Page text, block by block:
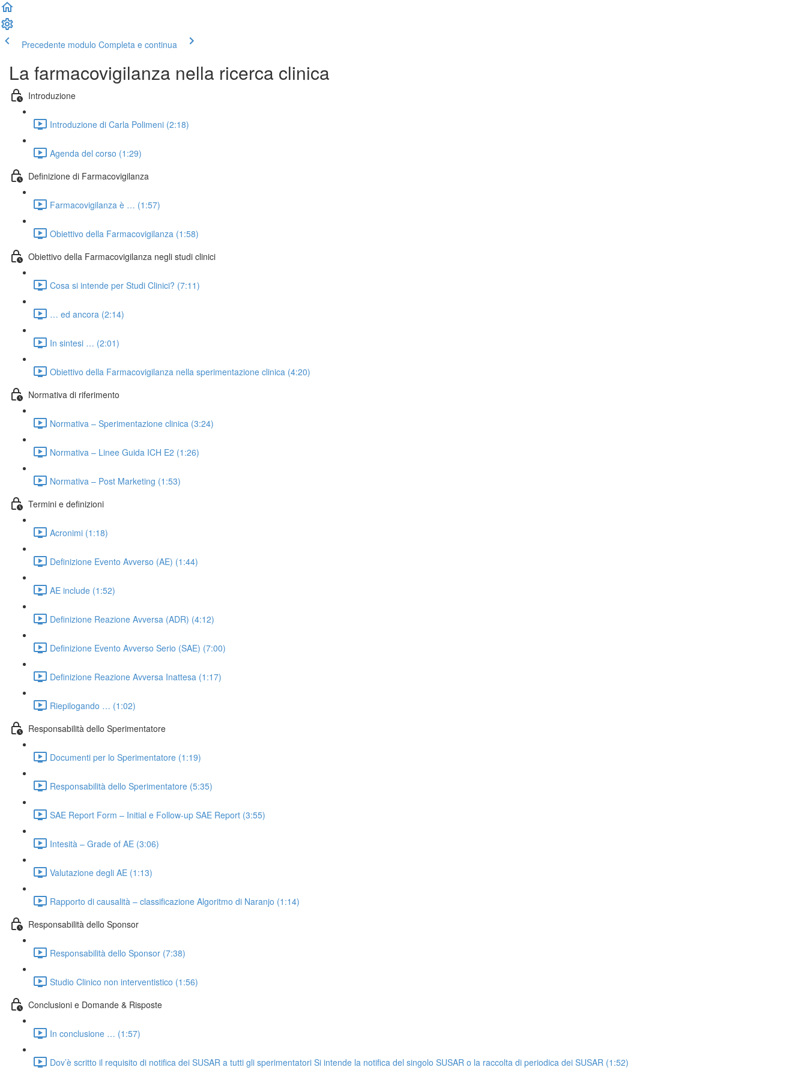
Precedente modulo Completa e continua
La farmacovigilanza nella ricerca clinica
Introduzione
Introduzione di Carla Polimeni (2:18)
Agenda del corso (1:29)
Definizione di Farmacovigilanza
Farmacovigilanza è … (1:57)
Obiettivo della Farmacovigilanza (1:58)
Obiettivo della Farmacovigilanza negli studi clinici
Cosa si intende per Studi Clinici? (7:11)
… ed ancora (2:14)
In sintesi … (2:01)
Obiettivo della Farmacovigilanza nella sperimentazione clinica (4:20)
Normativa di riferimento
Normativa – Sperimentazione clinica (3:24)
Normativa – Linee Guida ICH E2 (1:26)
Normativa – Post Marketing (1:53)
Termini e definizioni
Acronimi (1:18)
Definizione Evento Avverso (AE) (1:44)
AE include (1:52)
Definizione Reazione Avversa (ADR) (4:12)
Definizione Evento Avverso Serio (SAE) (7:00)
Definizione Reazione Avversa Inattesa (1:17)
Riepilogando … (1:02)
Responsabilità dello Sperimentatore
Documenti per lo Sperimentatore (1:19)
Responsabilità dello Sperimentatore (5:35)
SAE Report Form – Initial e Follow-up SAE Report (3:55)
Intesità – Grade of AE (3:06)
Valutazione degli AE (1:13)
Rapporto di causalità – classificazione Algoritmo di Naranjo (1:14)
Responsabilità dello Sponsor
Responsabilità dello Sponsor (7:38)
Studio Clinico non interventistico (1:56)
Conclusioni e Domande & Risposte
In conclusione … (1:57)
Dov’è scritto il requisito di notifica dei SUSAR a tutti gli sperimentatori Si intende la notifica del singolo SUSAR o la raccolta di periodica dei SUSAR (1:52)